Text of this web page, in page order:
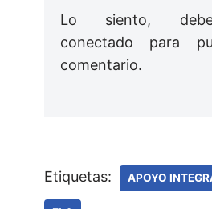
Lo siento,
conectado para
comentario.
Etiquetas: APOYO